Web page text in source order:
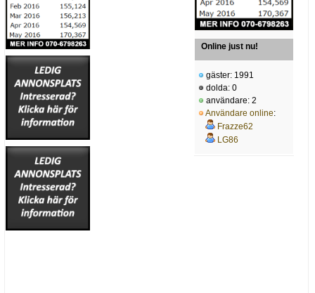
Online just nu!
gäster: 1991
dolda: 0
användare: 2
Användare online:
Frazze62
LG86